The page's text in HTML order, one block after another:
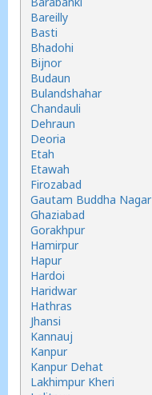
Bareilly
Basti
Bhadohi
Bijnor
Budaun
Bulandshahar
Chandauli
Dehraun
Deoria
Etah
Etawah
Firozabad
Gautam Buddha Nagar
Ghaziabad
Gorakhpur
Hamirpur
Hapur
Hardoi
Haridwar
Hathras
Jhansi
Kannauj
Kanpur
Kanpur Dehat
Lakhimpur Kheri